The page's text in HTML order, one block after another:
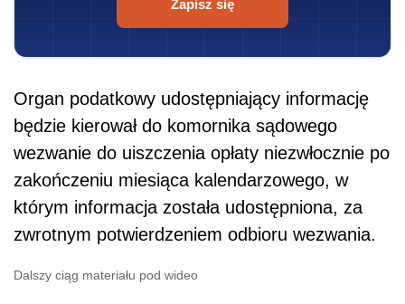
Zapisz się
Organ podatkowy udostępniający informację
będzie kierował do komornika sądowego
wezwanie do uiszczenia opłaty niezwłocznie po
zakończeniu miesiąca kalendarzowego, w
którym informacja została udostępniona, za
zwrotnym potwierdzeniem odbioru wezwania.
Dalszy ciąg materiału pod wideo